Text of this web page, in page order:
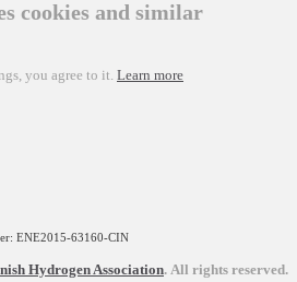
cookies and similar
you agree to it. Learn more
ENE2015-63160-CIN
Hydrogen Association. All rights reserved.